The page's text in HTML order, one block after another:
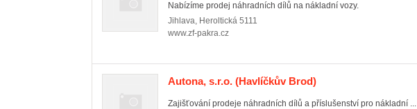
Nabízíme prodej náhradních dílů na nákladní vozy.
Jihlava, Heroltická 5111
www.zf-pakra.cz
Autona, s.r.o. (Havlíčkův Brod)
Zajišťování prodeje náhradních dílů a příslušenství pro nákladní ...